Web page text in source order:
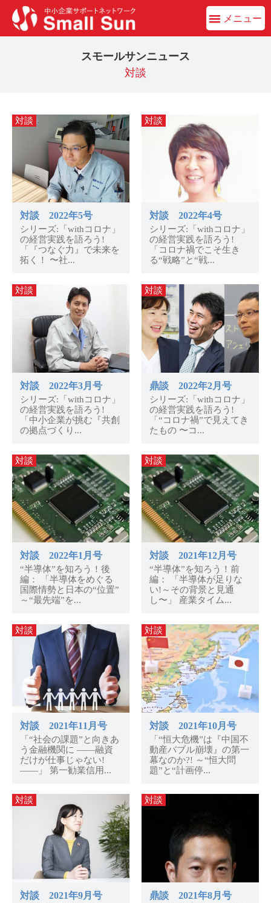
メニュー
スモールサンニュース
対談
対談
対談 2022年5号
シリーズ:「withコロナ」
の経営実践を語ろう!
「『つなぐ力』で未来を
拓く！ 〜社...
対談
対談 2022年4号
シリーズ:「withコロナ」
の経営実践を語ろう!
「コロナ禍でこそ生き
る“戦略”と“戦...
対談
対談 2022年3月号
シリーズ:「withコロナ」
の経営実践を語ろう!
「中小企業が挑む『共創
の拠点づくり...
対談
鼎談 2022年2月号
シリーズ:「withコロナ」
の経営実践を語ろう!
「“コロナ禍”で見えてき
たもの 〜コ...
対談
対談 2022年1月号
“半導体”を知ろう！後
編： 「半導体をめぐる
国際情勢と日本の“位置”
～“最先端”を...
対談
対談 2021年12月号
“半導体”を知ろう！前
編： 「半導体が足りな
い!～その背景と見通
し〜」 産業タイム...
対談
対談 2021年11月号
「“社会の課題”と向きあ
う金融機関に ——融資
だけが仕事じゃない!
——」 第一勧業信用...
対談
対談 2021年10月号
「“恒大危機”は『中国不
動産バブル崩壊』の第一
幕なのか?! ～“恒大問
題”と“計画停...
対談
対談 2021年9月号
対談
鼎談 2021年8月号